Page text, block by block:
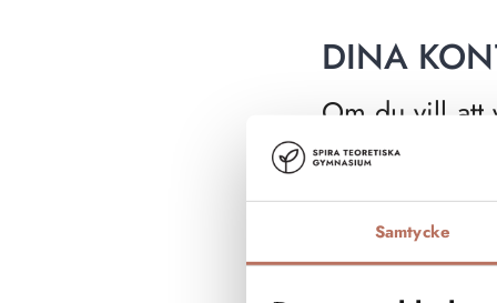
Samtycke
DINA
Om du vill att
själv hur du
inte att
eller synpunkt.